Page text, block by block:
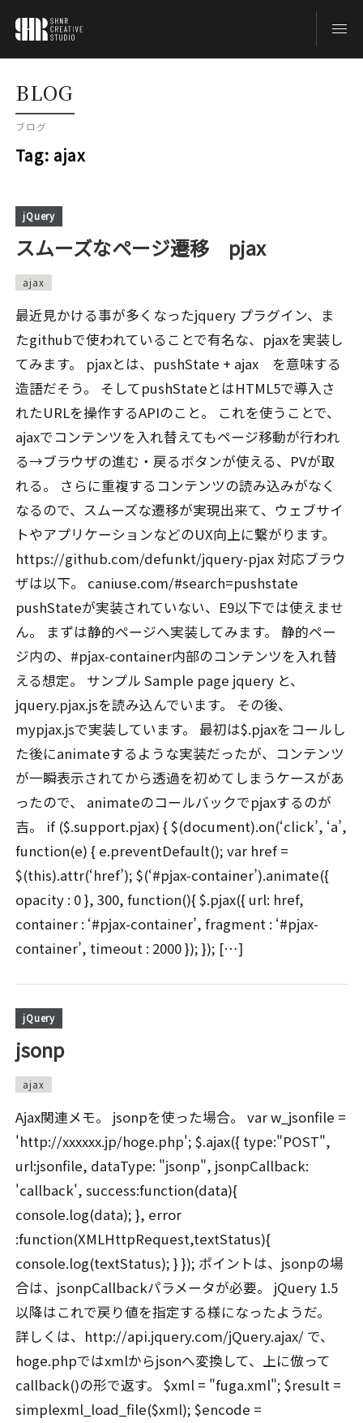
TOP
CONTACT
BLOG
ブログ
Tag: ajax
jQuery
スムーズなページ遷移 pjax
ajax
最近見かける事が多くなったjquery プラグイン、ま
たgithubで使われていることで有名な、pjaxを実装し
てみます。 pjaxとは、pushState + ajax を意味する
造語だそう。 そしてpushStateとはHTML5で導入さ
れたURLを操作するAPIのこと。 これを使うことで、
ajaxでコンテンツを入れ替えてもページ移動が行われ
る→ブラウザの進む・戻るボタンが使える、PVが取
れる。 さらに重複するコンテンツの読み込みがなく
なるので、スムーズな遷移が実現出来て、ウェブサイ
トやアプリケーションなどのUX向上に繋がります。
https://github.com/defunkt/jquery-pjax 対応ブラウ
ザは以下。 caniuse.com/#search=pushstate
pushStateが実装されていない、E9以下では使えませ
ん。 まずは静的ページへ実装してみます。 静的ペー
ジ内の、#pjax-container内部のコンテンツを入れ替
える想定。 サンプル Sample page jquery と、
jquery.pjax.jsを読み込んでいます。 その後、
mypjax.jsで実装しています。 最初は$.pjaxをコールし
た後にanimateするような実装だったが、コンテンツ
が一瞬表示されてから透過を初めてしまうケースがあ
ったので、 animateのコールバックでpjaxするのが
吉。 if ($.support.pjax) { $(document).on(‘click’, ‘a’,
function(e) { e.preventDefault(); var href =
$(this).attr(‘href’); $(‘#pjax-container’).animate({
opacity : 0 }, 300, function(){ $.pjax({ url: href,
container : ‘#pjax-container’, fragment : ‘#pjax-
container’, timeout : 2000 }); }); […]
jQuery
jsonp
ajax
Ajax関連メモ。 jsonpを使った場合。 var w_jsonfile =
'http://xxxxxx.jp/hoge.php'; $.ajax({ type:"POST",
url:jsonfile, dataType: "jsonp", jsonpCallback:
'callback', success:function(data){
console.log(data); }, error
:function(XMLHttpRequest,textStatus){
console.log(textStatus); } }); ポイントは、jsonpの場
合は、jsonpCallbackパラメータが必要。 jQuery 1.5
以降はこれで戻り値を指定する様になったようだ。
詳しくは、http://api.jquery.com/jQuery.ajax/ で、
hoge.phpではxmlからjsonへ変換して、上に倣って
callback()の形で返す。 $xml = "fuga.xml"; $result =
simplexml_load_file($xml); $encode =